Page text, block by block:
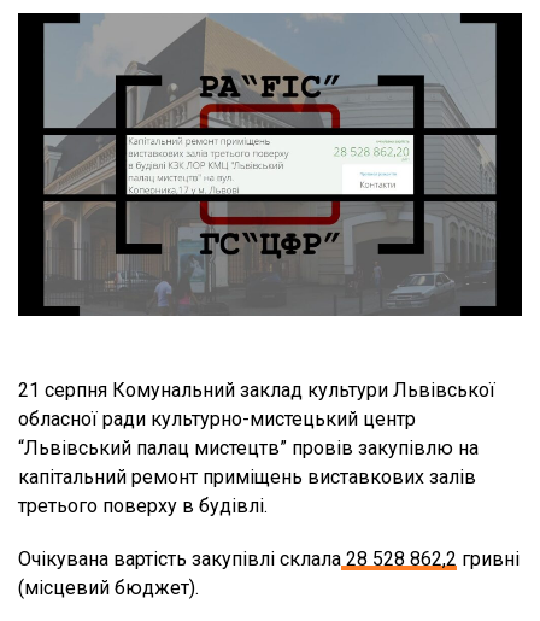
21 серпня Комунальний заклад культури Львівської
обласної ради культурно-мистецький центр
“Львівський палац мистецтв” провів закупівлю на
капітальний ремонт приміщень виставкових залів
третього поверху в будівлі.
Очікувана вартість закупівлі склала 28 528 862,2 гривні
(місцевий бюджет).